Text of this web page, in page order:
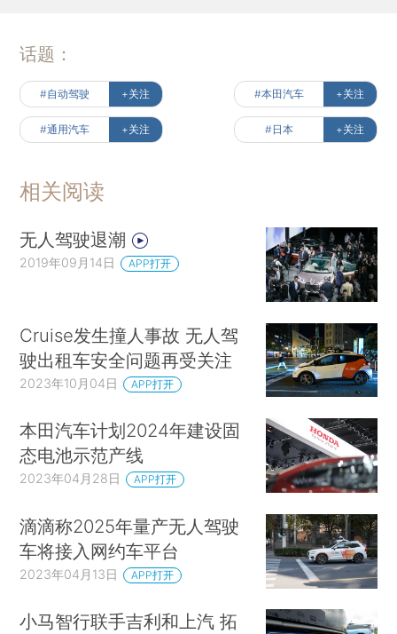
话题：
#自动驾驶 +关注 #本田汽车 +关注
#通用汽车 +关注 #日本 +关注
相关阅读
无人驾驶退潮
2019年09月14日 APP打开
Cruise发生撞人事故 无人驾
驶出租车安全问题再受关注
2023年10月04日 APP打开
本田汽车计划2024年建设固
态电池示范产线
2023年04月28日 APP打开
滴滴称2025年量产无人驾驶
车将接入网约车平台
2023年04月13日 APP打开
小马智行联手吉利和上汽 拓